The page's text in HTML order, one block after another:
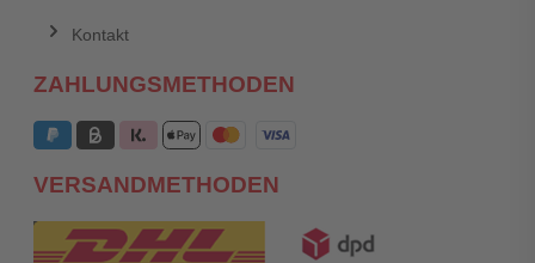
Kontakt
ZAHLUNGSMETHODEN
VERSANDMETHODEN